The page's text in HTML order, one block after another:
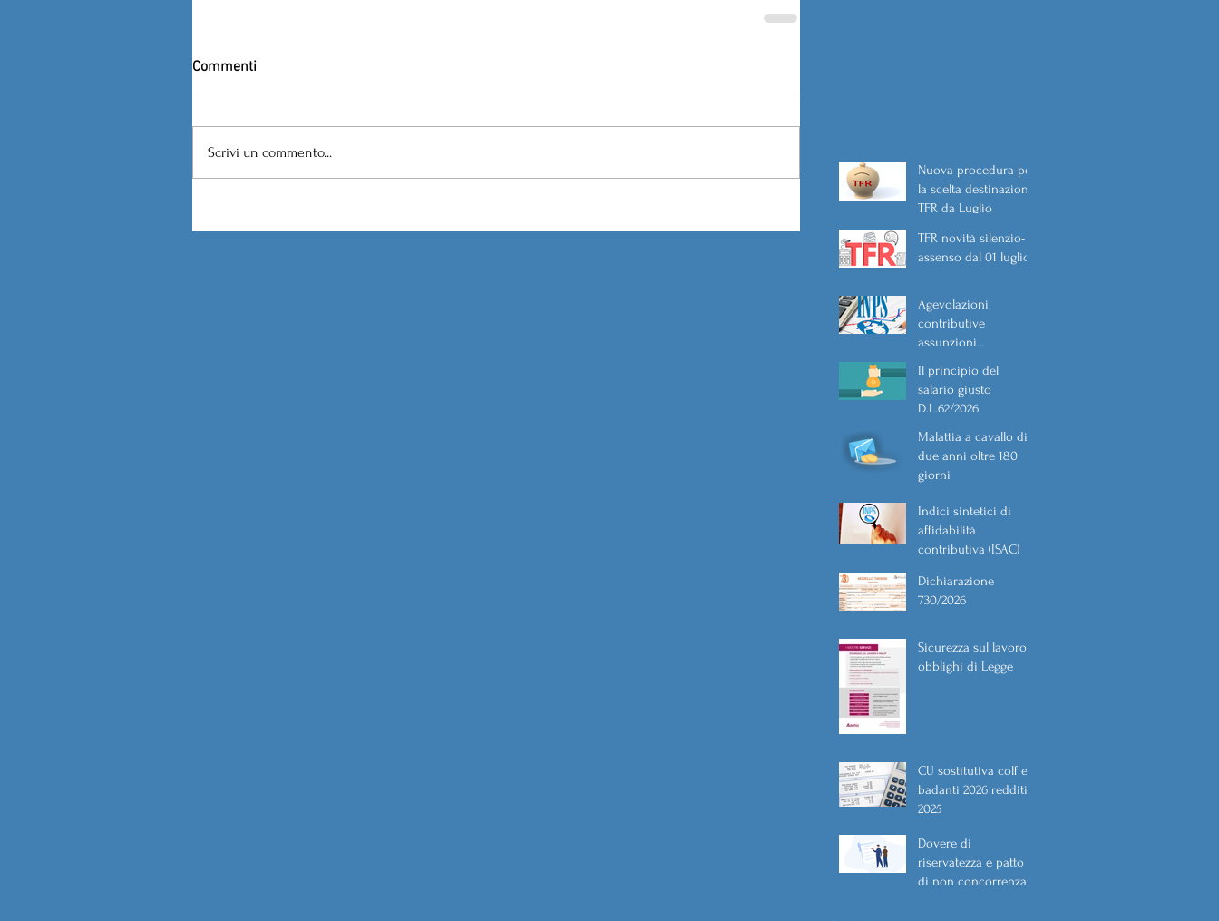
Commenti
Scrivi un commento...
Nuova procedura per
la scelta destinazione
TFR da Luglio
TFR novità silenzio-
assenso dal 01 luglio
Agevolazioni
contributive
assunzioni
Il principio del
salario giusto
D.L.62/2026
Malattia a cavallo di
due anni oltre 180
giorni
Indici sintetici di
affidabilità
contributiva (ISAC)
Dichiarazione
730/2026
Sicurezza sul lavoro
obblighi di Legge
CU sostitutiva colf e
badanti 2026 redditi
2025
Dovere di
riservatezza e patto
di non concorrenza